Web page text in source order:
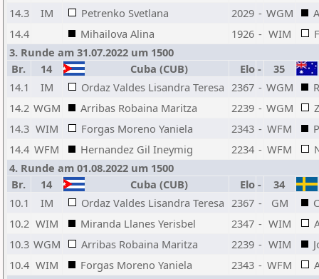
14.3
IM Petrenko Svetlana 2029 - WGM
14.4
Mihailova Alina 1926 - WIM
3. Runde am 31.07.2022 um 1500
Br.
14 Cuba (CUB) Elo -
35
14.1
IM Ordaz Valdes Lisandra Teresa 2367 - WGM
14.2 WGM Arribas Robaina Maritza 2239 - WGM
14.3 WIM Forgas Moreno Yaniela 2343 - WFM
14.4 WFM Hernandez Gil Ineymig 2234 - WFM
4. Runde am 01.08.2022 um 1500
Br.
14 Cuba (CUB) Elo -
34
10.1
IM Ordaz Valdes Lisandra Teresa 2367 - GM
10.2 WIM Miranda Llanes Yerisbel 2347 - WIM
10.3 WGM Arribas Robaina Maritza 2239 - WIM
10.4 WIM Forgas Moreno Yaniela 2343 - WFM